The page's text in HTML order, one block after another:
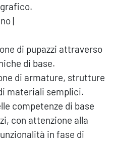
|
di pupazzi attraverso
di base.
di armature, strutture
materiali semplici.
competenze di base
con attenzione alla
in fase di